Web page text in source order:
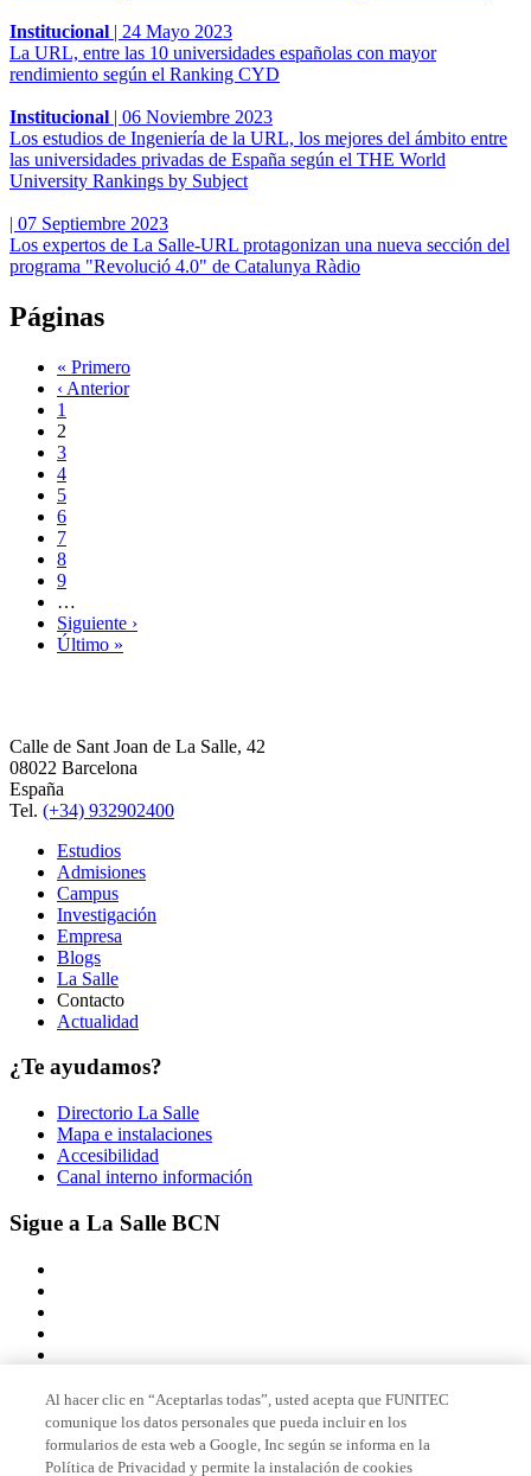
Institucional | 24 Mayo 2023
La URL, entre las 10 universidades españolas con mayor
rendimiento según el Ranking CYD
Institucional | 06 Noviembre 2023
Los estudios de Ingeniería de la URL, los mejores del ámbito entre
las universidades privadas de España según el THE World
University Rankings by Subject
| 07 Septiembre 2023
Los expertos de La Salle-URL protagonizan una nueva sección del
programa "Revolució 4.0" de Catalunya Ràdio
Páginas
« Primero
‹ Anterior
1
2
3
4
5
6
7
8
9
…
Siguiente ›
Último »
Calle de Sant Joan de La Salle, 42
08022 Barcelona
España
Tel. (+34) 932902400
Estudios
Admisiones
Campus
Investigación
Empresa
Blogs
La Salle
Contacto
Actualidad
¿Te ayudamos?
Directorio La Salle
Mapa e instalaciones
Accesibilidad
Canal interno información
Sigue a La Salle BCN
Miembro de
Al hacer clic en “Aceptarlas todas”, usted acepta que FUNITEC
comunique los datos personales que pueda incluir en los
formularios de esta web a Google, Inc según se informa en la
Política de Privacidad y permite la instalación de cookies